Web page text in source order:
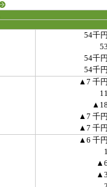
54千
54千
54千
▲7 千
▲7 千
▲7 千
▲6 千